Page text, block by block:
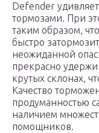
Defender
тормозами. При
таким образом,
быстро
неожиданной
прекрасно
крутых склонах,
Качество
продуманностью
наличием
помощников.